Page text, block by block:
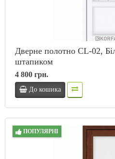
Дверне полотно CL-02,
штапиком
4 800 грн.
До кошика
ПОПУЛЯРНІ